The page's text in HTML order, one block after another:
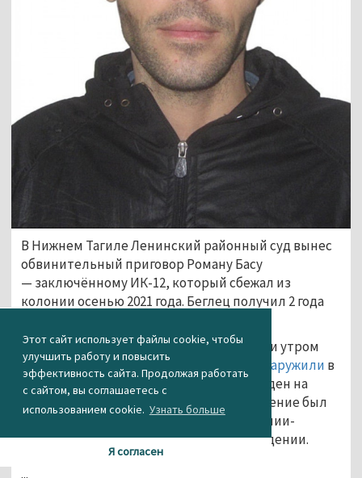
Этот сайт использует файлы cookie, чтобы
улучшить работу и повысить
эффективность сайта. Продолжая работать
с сайтом, вы соглашаетесь с
использованием cookie. Узнать больше
Я согласен
В Нижнем Тагиле Ленинский районный суд вынес
обвинительный приговор Роману Басу
— заключённому ИК-12, который сбежал из
колонии осенью 2021 года. Беглец получил 2 года
Напомним, Роман Бассбежализ колонии утром
12 ноября 2021 года. Спустя сутки его
обнаружили в
квартире. В 2014 году мужчина был осужден на
10 лет за убийство, но за хорошее поведение был
переведён на должность повара в колонии-
поселении при исправительном учреждении.
...